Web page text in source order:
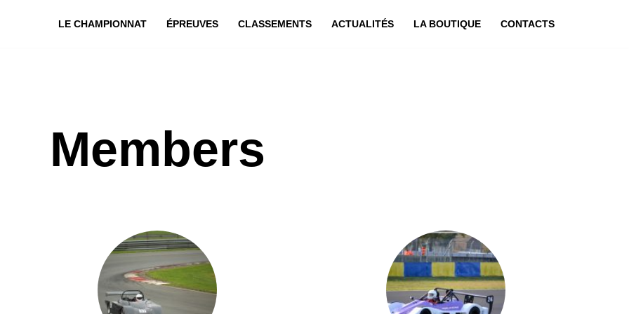
LE CHAMPIONNAT ÉPREUVES CLASSEMENTS ACTUALITÉS LA BOUTIQUE CONTACTS
Members